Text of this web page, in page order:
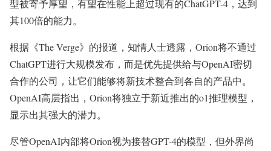
型被寄予厚望，有望在性能上超过现有的ChatGPT-4，达到
其100倍的能力。
根据《The Verge》的报道，知情人士透露，Orion将不通过
ChatGPT进行大规模发布，而是优先提供给与OpenAI密切
合作的公司，让它们能够将新技术整合到各自的产品中。
OpenAI高层指出，Orion将独立于新近推出的o1推理模型，
显示出其强大的潜力。
尽管OpenAI内部将Orion视为接替GPT-4的模型，但外界尚